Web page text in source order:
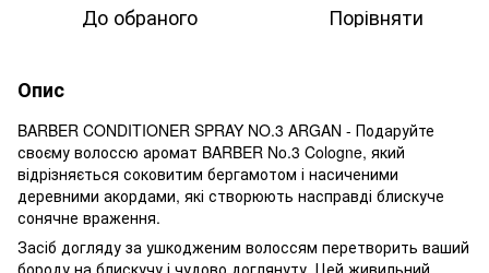
До обраного Порівняти
Опис
BARBER CONDITIONER SPRAY NO.3 ARGAN - Подаруйте
своєму волоссю аромат BARBER No.3 Cologne, який
відрізняється соковитим бергамотом і насиченими
деревними акордами, які створюють насправді блискуче
сонячне враження.
Засіб догляду за ушкодженим волоссям перетворить ваший
бороду на блискучу і чудово доглянуту. Цей живильний